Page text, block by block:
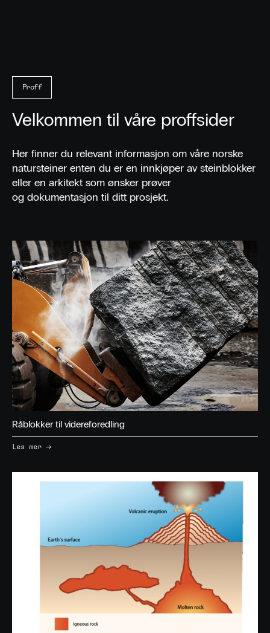
Proff
Velkommen til våre proffsider
Her finner du relevant informasjon om våre norske
natursteiner enten du er en innkjøper av steinblokker
eller en arkitekt som ønsker prøver
og dokumentasjon til ditt prosjekt.
Råblokker til videreforedling
Les mer →